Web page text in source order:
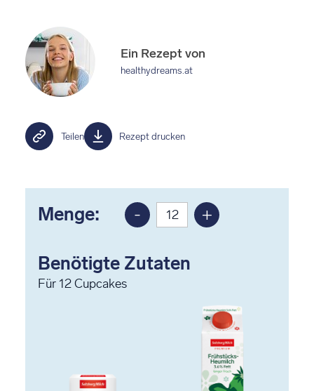
Ein Rezept von
healthydreams.at
Teilen Rezept drucken
Menge:
Portion
-
Portion
+
Benötigte Zutaten
Für 12Cupcakes